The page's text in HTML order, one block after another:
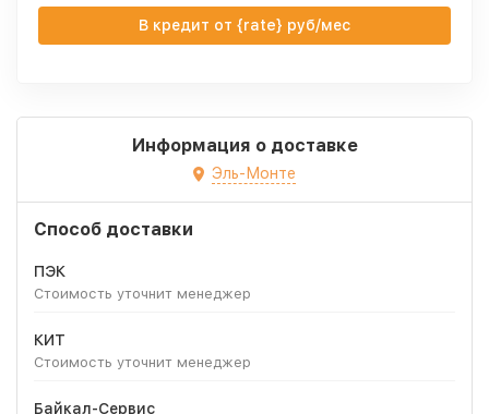
В кредит от {rate} руб/мес
Информация о доставке
Эль-Монте
Способ доставки
ПЭК
Стоимость уточнит менеджер
КИТ
Стоимость уточнит менеджер
Байкал-Сервис